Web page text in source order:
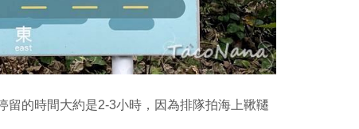
留的時間大約是2-3小時，因為排隊拍海上鞦韆